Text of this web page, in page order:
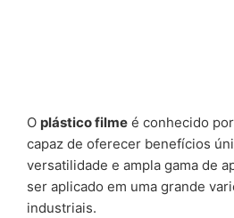
O plástico filme é conhecido
capaz de oferecer benefícios
versatilidade e ampla gama de
ser aplicado em uma grande
industriais.